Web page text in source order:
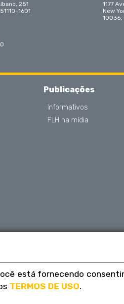
251
1601
1177
New
10036,
Publicações
Informativos
FLH na mídia
está fornecendo
TERMOS DE USO.